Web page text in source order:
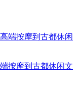
按摩到古都休闲文